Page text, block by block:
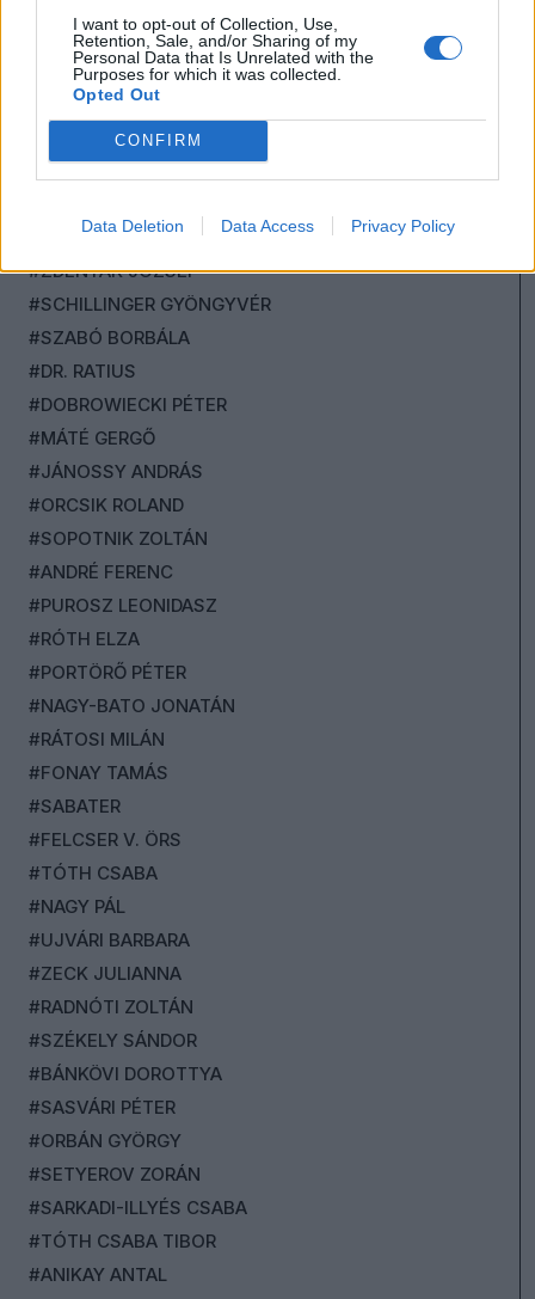
I want to opt-out of Collection, Use,
Retention, Sale, and/or Sharing of my
Personal Data that Is Unrelated with the
Purposes for which it was collected.
Opted Out
CONFIRM
Data Deletion Data Access Privacy Policy
#KERT ATTILA
#CSUTAK ZSOLT
#MEGADJA GÁBOR
#KUSTÁN MAGYARI ATTILA
#KOLLÁR ÁRPÁD
#ZDENYÁK JÓZSEF
#SCHILLINGER GYÖNGYVÉR
#SZABÓ BORBÁLA
#DR. RATIUS
#DOBROWIECKI PÉTER
#MÁTÉ GERGŐ
#JÁNOSSY ANDRÁS
#ORCSIK ROLAND
#SOPOTNIK ZOLTÁN
#ANDRÉ FERENC
#PUROSZ LEONIDASZ
#RÓTH ELZA
#PORTÖRŐ PÉTER
#NAGY-BATO JONATÁN
#RÁTOSI MILÁN
#FONAY TAMÁS
#SABATER
#FELCSER V. ÖRS
#TÓTH CSABA
#NAGY PÁL
#UJVÁRI BARBARA
#ZECK JULIANNA
#RADNÓTI ZOLTÁN
#SZÉKELY SÁNDOR
#BÁNKÖVI DOROTTYA
#SASVÁRI PÉTER
#ORBÁN GYÖRGY
#SETYEROV ZORÁN
#SARKADI-ILLYÉS CSABA
#TÓTH CSABA TIBOR
#ANIKAY ANTAL